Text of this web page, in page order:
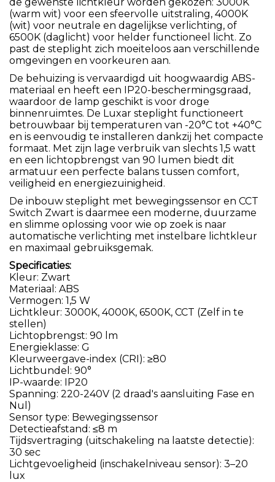
(warm wit) voor een sfeervolle uitstraling, 4000K
(wit) voor neutrale en dagelijkse verlichting, of
6500K (daglicht) voor helder functioneel licht. Zo
past de steplight zich moeiteloos aan verschillende
omgevingen en voorkeuren aan.
De behuizing is vervaardigd uit hoogwaardig ABS-
materiaal en heeft een IP20-beschermingsgraad,
waardoor de lamp geschikt is voor droge
binnenruimtes. De Luxar steplight functioneert
betrouwbaar bij temperaturen van -20°C tot +40°C
en is eenvoudig te installeren dankzij het compacte
formaat. Met zijn lage verbruik van slechts 1,5 watt
en een lichtopbrengst van 90 lumen biedt dit
armatuur een perfecte balans tussen comfort,
veiligheid en energiezuinigheid.
De inbouw steplight met bewegingssensor en CCT
Switch Zwart is daarmee een moderne, duurzame
en slimme oplossing voor wie op zoek is naar
automatische verlichting met instelbare lichtkleur
en maximaal gebruiksgemak.
Specificaties:
Kleur: Zwart
Materiaal: ABS
Vermogen: 1,5 W
Lichtkleur: 3000K, 4000K, 6500K, CCT (Zelf in te
stellen)
Lichtopbrengst: 90 lm
Energieklasse: G
Kleurweergave-index (CRI): ≥80
Lichtbundel: 90°
IP-waarde: IP20
Spanning: 220-240V (2 draad's aansluiting Fase en
Nul)
Sensor type: Bewegingssensor
Detectieafstand: ≤8 m
Tijdsvertraging (uitschakeling na laatste detectie):
30 sec
Lichtgevoeligheid (inschakelniveau sensor): 3–20
lux